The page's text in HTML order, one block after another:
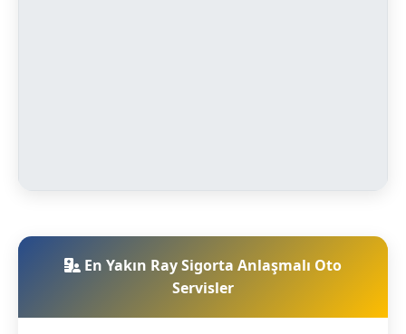
En Yakın Ray Sigorta Anlaşmalı Oto
Servisler